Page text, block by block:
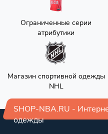
Ограниченные серии
атрибутики
Магазин спортивной одежды
NHL
SHOP-NBA.RU -
одежды